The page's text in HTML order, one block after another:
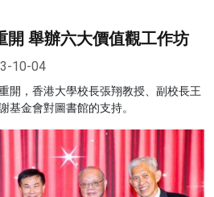
開 舉辦六大價值觀工作坊
10-04
開，香港大學校長張翔教授、副校長王
基金會對圖書館的支持。